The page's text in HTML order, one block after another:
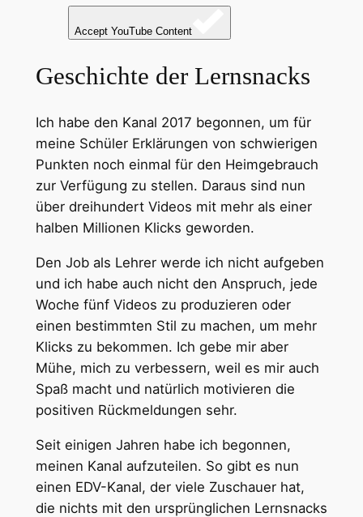
Accept YouTube Content
Geschichte der Lernsnacks
Ich habe den Kanal 2017 begonnen, um für
meine Schüler Erklärungen von schwierigen
Punkten noch einmal für den Heimgebrauch
zur Verfügung zu stellen. Daraus sind nun
über dreihundert Videos mit mehr als einer
halben Millionen Klicks geworden.
Den Job als Lehrer werde ich nicht aufgeben
und ich habe auch nicht den Anspruch, jede
Woche fünf Videos zu produzieren oder
einen bestimmten Stil zu machen, um mehr
Klicks zu bekommen. Ich gebe mir aber
Mühe, mich zu verbessern, weil es mir auch
Spaß macht und natürlich motivieren die
positiven Rückmeldungen sehr.
Seit einigen Jahren habe ich begonnen,
meinen Kanal aufzuteilen. So gibt es nun
einen EDV-Kanal, der viele Zuschauer hat,
die nichts mit den ursprünglichen Lernsnacks